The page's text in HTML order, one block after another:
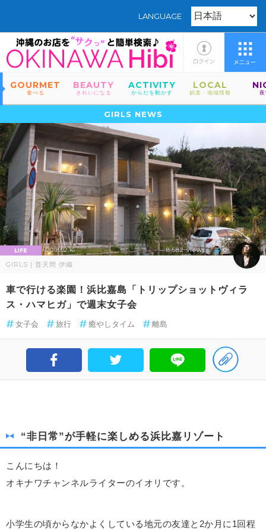
LANGUAGE
GOURMET
食べる
BEAUTY
きれいになる
ACTIVITY
からだを動かす
LOCAL
娯楽・地域情報
GIRLS NEWS
2018.02.16 8,582 views 0
GIRLS | 普天間 伊織
車で行ける楽園！浜比嘉島「トリップショットヴィラ
ス・ハマヒガ」で週末女子会
女子会 旅行 癒やしタイム 離島
“非日常”が手軽に楽しめる浜比嘉リゾート
こんにちは！
オキナワチャンネルライターのイオリです。
小学生の頃からなかよくしている地元の友達と2か月に1回程